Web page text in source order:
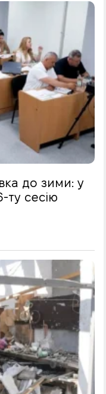
до зими: у
ту сесію